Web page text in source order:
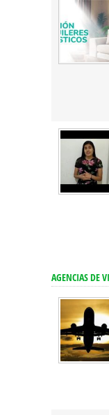
AGENCIAS DE